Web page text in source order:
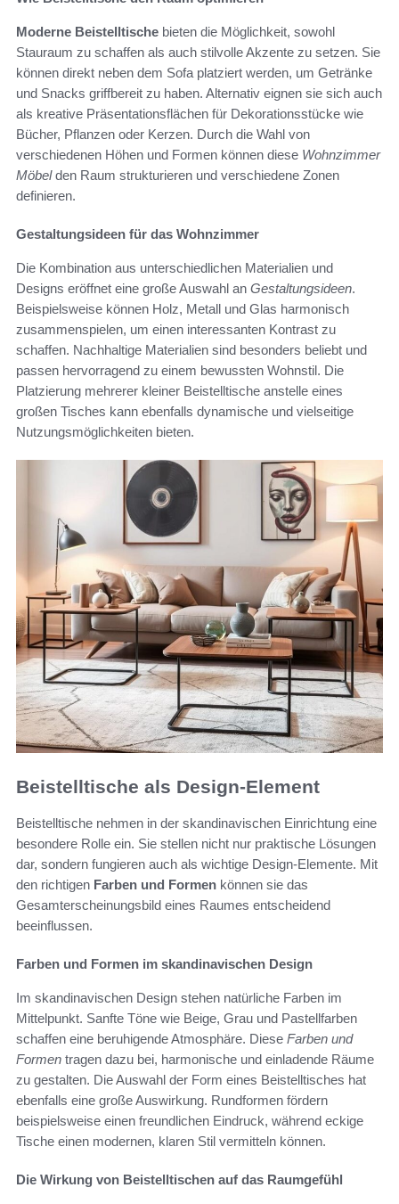
Moderne Beistelltische bieten die Möglichkeit, sowohl
Stauraum zu schaffen als auch stilvolle Akzente zu setzen. Sie
können direkt neben dem Sofa platziert werden, um Getränke
und Snacks griffbereit zu haben. Alternativ eignen sie sich auch
als kreative Präsentationsflächen für Dekorationsstücke wie
Bücher, Pflanzen oder Kerzen. Durch die Wahl von
verschiedenen Höhen und Formen können diese Wohnzimmer
Möbelden Raum strukturieren und verschiedene Zonen
definieren.
Gestaltungsideen für das Wohnzimmer
Die Kombination aus unterschiedlichen Materialien und
Designs eröffnet eine große Auswahl an Gestaltungsideen.
Beispielsweise können Holz, Metall und Glas harmonisch
zusammenspielen, um einen interessanten Kontrast zu
schaffen. Nachhaltige Materialien sind besonders beliebt und
passen hervorragend zu einem bewussten Wohnstil. Die
Platzierung mehrerer kleiner Beistelltische anstelle eines
großen Tisches kann ebenfalls dynamische und vielseitige
Nutzungsmöglichkeiten bieten.
Beistelltische als Design-Element
Beistelltische nehmen in der skandinavischen Einrichtung eine
besondere Rolle ein. Sie stellen nicht nur praktische Lösungen
dar, sondern fungieren auch als wichtige Design-Elemente. Mit
den richtigen Farben und Formen können sie das
Gesamterscheinungsbild eines Raumes entscheidend
beeinflussen.
Farben und Formen im skandinavischen Design
Im skandinavischen Design stehen natürliche Farben im
Mittelpunkt. Sanfte Töne wie Beige, Grau und Pastellfarben
schaffen eine beruhigende Atmosphäre. Diese Farben und
Formen tragen dazu bei, harmonische und einladende Räume
zu gestalten. Die Auswahl der Form eines Beistelltisches hat
ebenfalls eine große Auswirkung. Rundformen fördern
beispielsweise einen freundlichen Eindruck, während eckige
Tische einen modernen, klaren Stil vermitteln können.
Die Wirkung von Beistelltischen auf das Raumgefühl